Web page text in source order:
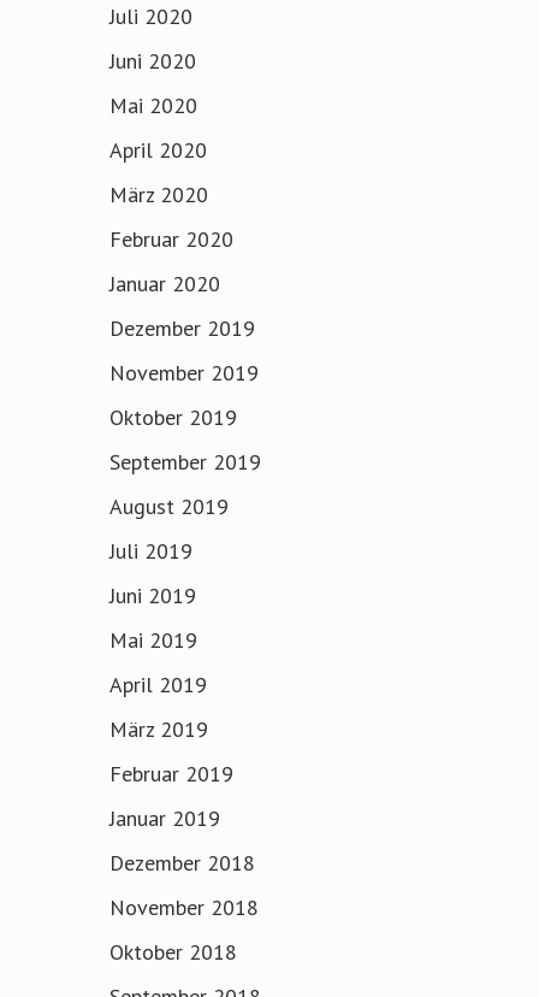
Juli 2020
Juni 2020
Mai 2020
April 2020
März 2020
Februar 2020
Januar 2020
Dezember 2019
November 2019
Oktober 2019
September 2019
August 2019
Juli 2019
Juni 2019
Mai 2019
April 2019
März 2019
Februar 2019
Januar 2019
Dezember 2018
November 2018
Oktober 2018